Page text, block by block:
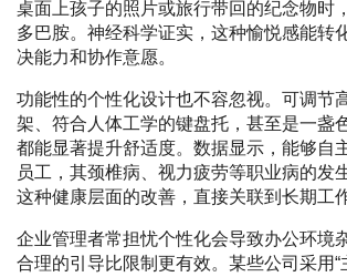
桌面上孩子的照片或旅行带回的纪念物时
多巴胺。神经科学证实，这种愉悦感能转
决能力和协作意愿。
功能性的个性化设计也不容忽视。可调节
架、符合人体工学的键盘托，甚至是一盏
都能显著提升舒适度。数据显示，能够自
员工，其颈椎病、视力疲劳等职业病的发
这种健康层面的改善，直接关联到长期工
企业管理者常担忧个性化会导致办公环境
合理的引导比限制更有效。某些公司采用“